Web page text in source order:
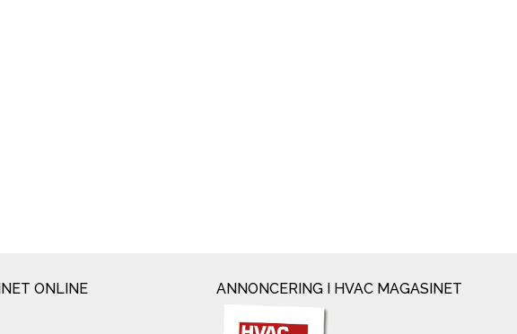
ONLINE ANNONCERING I HVAC MAGASINET